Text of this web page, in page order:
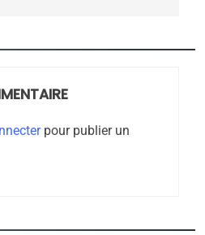
pour publier un
DIGNE ET RÉSILIENTE :
JUDAÏTE par Thérèse
JUDAISME